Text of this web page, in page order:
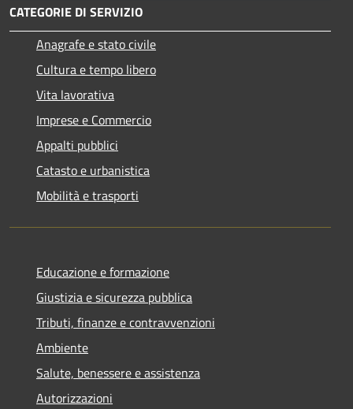
CATEGORIE DI SERVIZIO
Anagrafe e stato civile
Cultura e tempo libero
Vita lavorativa
Imprese e Commercio
Appalti pubblici
Catasto e urbanistica
Mobilità e trasporti
Educazione e formazione
Giustizia e sicurezza pubblica
Tributi, finanze e contravvenzioni
Ambiente
Salute, benessere e assistenza
Autorizzazioni